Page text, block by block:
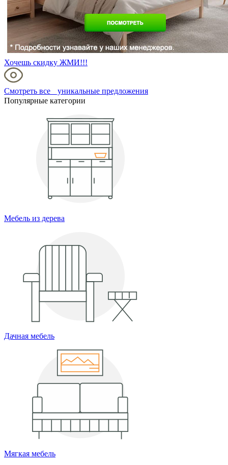
Хочешь скидку ЖМИ!!!
Смотреть все уникальные предложения
Популярные категории
Мебель из дерева
Дачная мебель
Мягкая мебель